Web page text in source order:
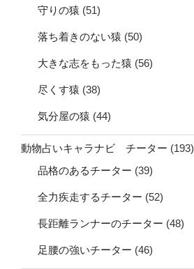
守りの猿 (51)
落ち着きのない猿 (50)
大きな志をもった猿 (56)
尽くす猿 (38)
気分屋の猿 (44)
動物占いキャラナビ チーター (193)
品格のあるチーター (39)
全力疾走するチーター (52)
長距離ランナーのチーター (48)
足腰の強いチーター (46)